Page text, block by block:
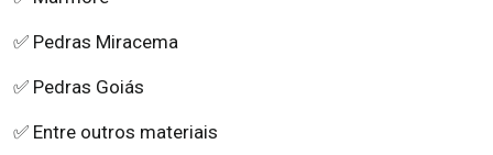
✅ Pedras Miracema
✅ Pedras Goiás
✅ Entre outros materiais